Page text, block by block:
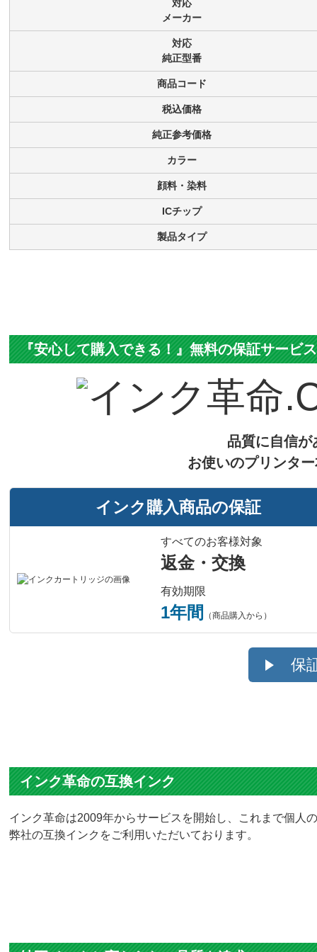
対応
メーカー
対応
純正型番
商品コード
税込価格
純正参考価格
カラー
顔料・染料
ICチップ
製品タイプ
『安心して購入できる！』無料の保証サービス
品質に自信が
お使いのプリンタ
インク購入商品の保証
すべてのお客様対象
返金・交換
有効期限
1年間 （商品購入から）
保
インク革命の互換インク
インク革命は2009年からサービスを開始し、これまで個人
弊社の互換インクをご利用いただいております。